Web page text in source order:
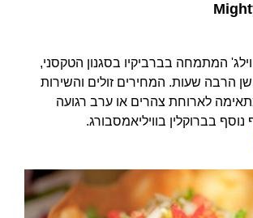
המתמחה בברביקיו בסגנון הטקסני,
הרבה שעות. המחירים זולים והשירות
לארוחת צהרים או ערב רגועה
בברוקלין בוויליאמסבורג.